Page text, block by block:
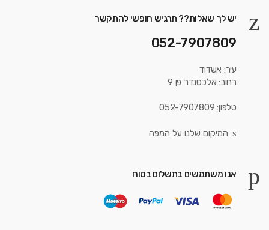
יש לך שאלות?? תרגיש חופשי להתקשר
052-7907809
עיר: אשדוד
רחוב: אלכסנדר פן 9
טלפון: 052-7907809
המיקום שלנו על המפה
אנו משתמשים בתשלום בטוח